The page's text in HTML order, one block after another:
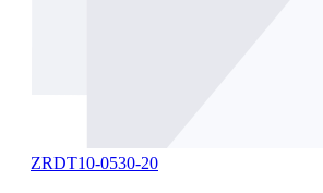
ZRDT10-0530-20